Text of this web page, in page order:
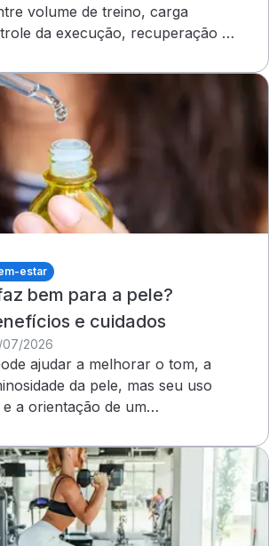
volume de treino, carga
da execução, recuperação e
estar
bem para a pele?
e cuidados
07/2026
ajudar a melhorar o tom, a
da pele, mas seu uso
a orientação de um